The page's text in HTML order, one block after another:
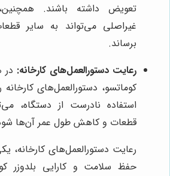
تعویض داشته باشند.
غیراصلی می‌تواند به سایر
برساند.
رعایت دستورالعمل‌های کارخانه: در
کوماتسو، دستورالعمل‌های
استفاده نادرست از دستگاه،
قطعات و کاهش طول عمر آن‌ها
رعایت دستورالعمل‌های کارخانه،
حفظ سلامت و کارایی بلدوزر